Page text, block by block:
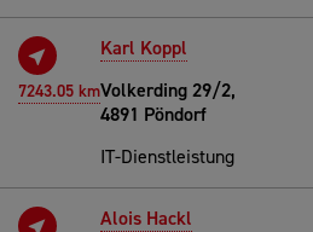
7243.05 km
Karl Koppl
Volkerding 29/2,
4891 Pöndorf
IT-Dienstleistung
Alois Hackl